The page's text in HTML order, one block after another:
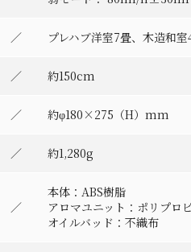
プレハブ洋室7畳、木造和室
約150cm
約φ180×275（H）mm
約1,280g
本体：ABS樹脂
アロマユニット：ポリプロ
オイルバッド：不織布